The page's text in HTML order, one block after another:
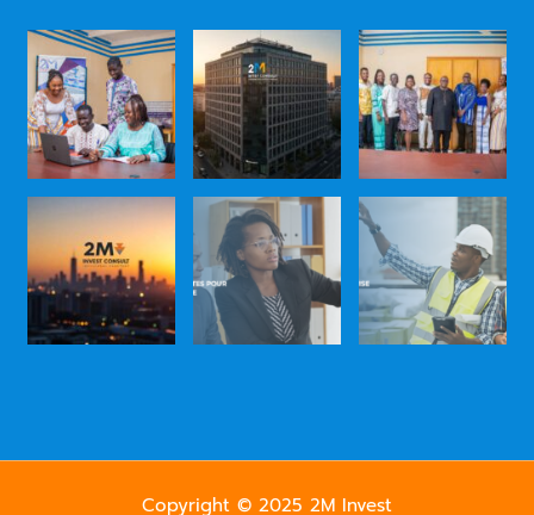
Copyright © 2025 2M Invest